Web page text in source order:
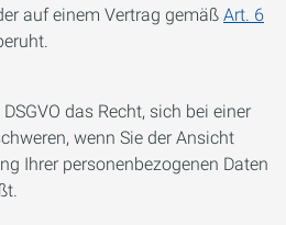
auf einem Vertrag gemäß Art. 6
das Recht, sich bei einer
wenn Sie der Ansicht
Ihrer personenbezogenen Daten